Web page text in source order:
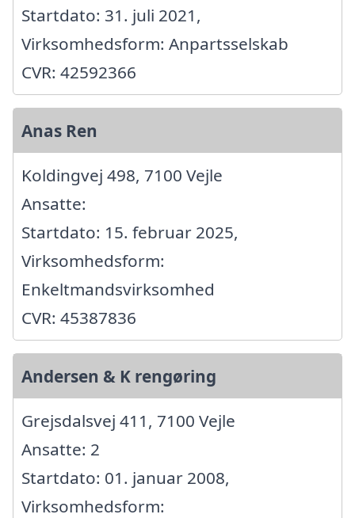
Startdato: 31. juli 2021,
Virksomhedsform: Anpartsselskab
CVR: 42592366
Anas Ren
Koldingvej 498, 7100 Vejle
Ansatte:
Startdato: 15. februar 2025,
Virksomhedsform:
Enkeltmandsvirksomhed
CVR: 45387836
Andersen & K rengøring
Grejsdalsvej 411, 7100 Vejle
Ansatte: 2
Startdato: 01. januar 2008,
Virksomhedsform: